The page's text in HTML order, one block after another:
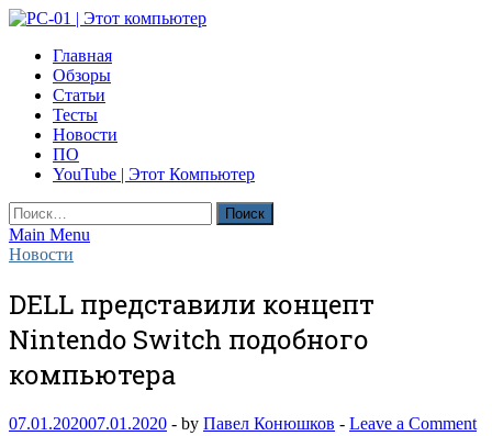
Skip
content
PC-01 | Этот компьютер
Компьютерные новости
Главная
Обзоры
Статьи
Тесты
Новости
ПО
YouTube | Этот Компьютер
Найти:
Main Menu
Новости
DELL представили концепт
Nintendo Switch подобного
компьютера
07.01.202007.01.2020 - by Павел Конюшков - Leave a Comment